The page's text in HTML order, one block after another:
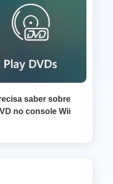
saber sobre
no console Wii